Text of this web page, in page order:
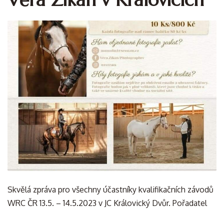
Skvělá zpráva pro všechny účastníky kvalifikačních závodů
WRC ČR 13.5. – 14.5.2023 v JC Královický Dvůr. Pořadatel